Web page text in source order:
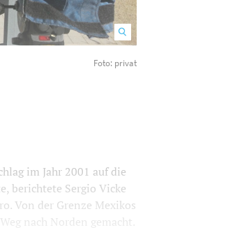
Foto: privat
im Jahr 2001 auf die
berichtete Sergio Vicke
Von der Grenze Mexikos
nach Norden gemacht.